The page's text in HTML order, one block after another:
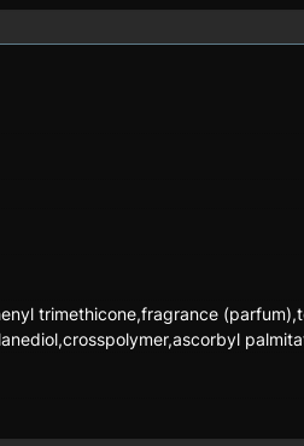
trimethicone,fragrance